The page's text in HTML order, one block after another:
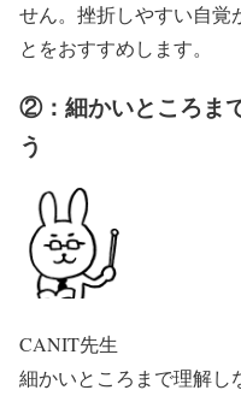
せん。挫折しやすい自覚
とをおすすめします。
②：細かいところま
う
CANIT先生
細かいところまで理解し